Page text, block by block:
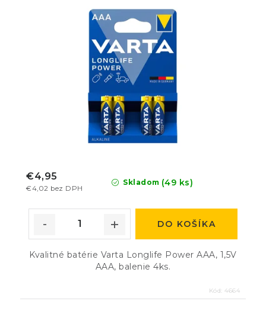
Skladom (49 ks)
€4,02 bez DPH
€4,95
DO KOŠÍKA
Kvalitné batérie Varta Longlife Power AAA, 1,5V
AAA, balenie 4ks.
Kód: 4664